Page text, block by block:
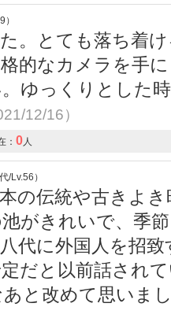
。とても落ち着
的なカメラを手
ゆっくりとした
12/16）
： 0 人
/Lv.56）
の伝統や古きよ
がきれいで、季
代に外国人を招
だと以前話され
と改めて思いま